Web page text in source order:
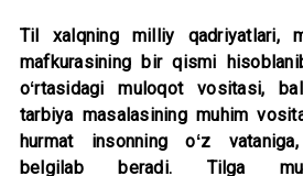
Til xalqning milliy qadriyatlari,
mafkurasining bir qismi
oʻrtasidagi muloqot vositasi,
tarbiya masalasining muhim
hurmat insonning oʻz
belgilab beradi. Tilga